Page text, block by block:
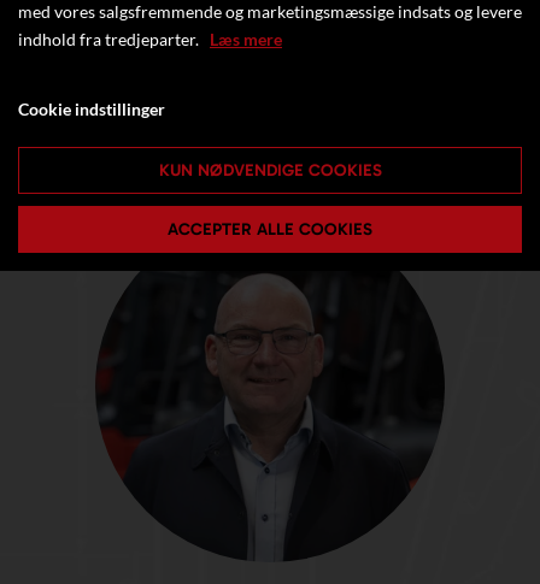
med vores salgsfremmende og marketingsmæssige indsats og levere
indhold fra tredjeparter. Læs mere
Cookie indstillinger
KUN NØDVENDIGE COOKIES
ACCEPTER ALLE COOKIES